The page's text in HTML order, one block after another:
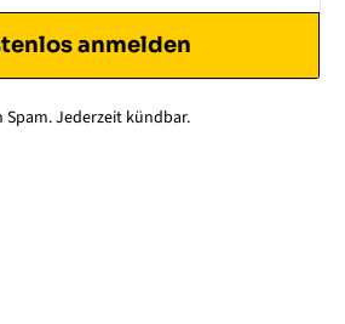
anmelden
Spam. Jederzeit kündbar.